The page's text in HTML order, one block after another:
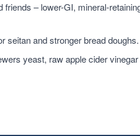
friends – lower-GI, mineral-
seitan and stronger bread doughs.
yeast, raw apple cider